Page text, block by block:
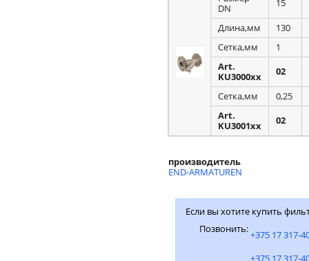
DN
15
Длина,мм
130
Сетка,мм
1
Art.
KU3000xx
02
Сетка,мм
0,25
Art.
KU3001xx
02
производитель
END-ARMATUREN
Если вы хотите купить
Позвонить:
+375 17 317-
+375 17 317-